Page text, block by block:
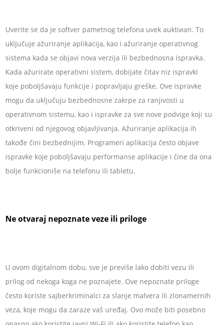
Uverite se da je softver pametnog telefona uvek auktiиan. To
uključuje ažuriranje aplikacija, kao i ažuriranje operativnog
sistema kada se objavi nova verzija ili bezbednosna ispravka.
Kada ažurirate operativni sistem, dobijate čitav niz ispravki
koje poboljšavaju funkcije i popravljaju greške. Ove ispravke
mogu da uključuju bezbednosne zakrpe za ranjivosti u
operativnom sistemu, kao i ispravke za sve nove podvige koji su
otkriveni od njegovog objavljivanja. Ažuriranje aplikacija ih
takođe čini bezbednijim. Programeri aplikacija često objave
ispravke koje poboljšavaju performanse aplikacije i čine da ona
bolje funkcioniše na telefonu ili tabletu.
Ne otvaraj nepoznate veze ili priloge
U ovom digitalnom dobu, sve je previše lako dobiti vezu ili
prilog od nekoga koga ne poznajete. Ove nepoznate priloge
često koriste sajberkriminalci za slanje malvera ili zlonamernih
veza, koje mogu da zaraze vaš uređaj. Ovo može biti posebno